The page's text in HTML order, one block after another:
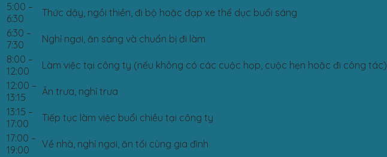
5:00 –
6:30
Thức dậy, ngồi thiền, đi bộ hoặc đạp xe thể dục buổi sáng
6:30 –
7:30
Nghỉ ngơi, ăn sáng và chuẩn bị đi làm
8:00 –
12:00
Làm việc tại công ty (nếu không có các cuộc họp, cuộc hẹn hoặc đi công tác)
12:00 –
13:15
Ăn trưa, nghỉ trưa
13:15 –
17:00
Tiếp tục làm việc buổi chiều tại công ty
17:00 –
19:00
Về nhà, nghỉ ngơi, ăn tối cùng gia đình